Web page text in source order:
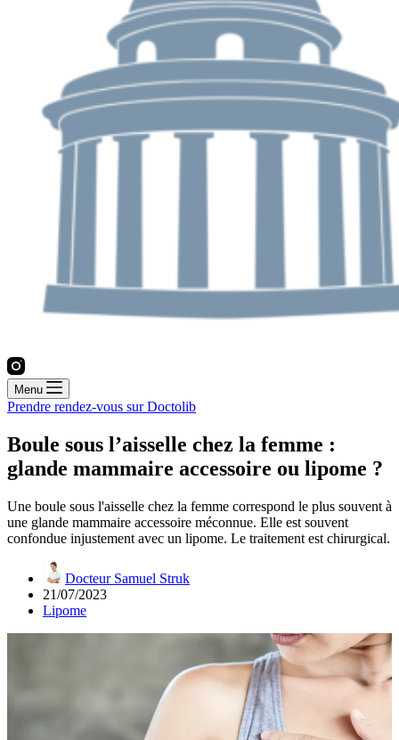
Menu
Prendre rendez-vous sur Doctolib
Boule sous l’aisselle chez la femme :
glande mammaire accessoire ou lipome ?
Une boule sous l'aisselle chez la femme correspond le plus souvent à
une glande mammaire accessoire méconnue. Elle est souvent
confondue injustement avec un lipome. Le traitement est chirurgical.
Docteur Samuel Struk
21/07/2023
Lipome